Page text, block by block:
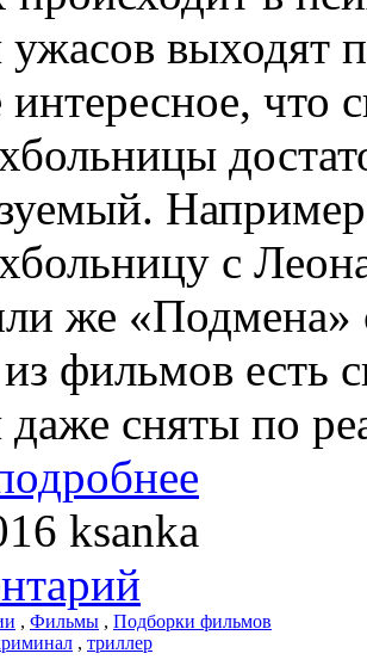
выходят
что
с
же
фильмов есть
сняты по
ksanka
, Фильмы , Подборки фильмов
, триллер